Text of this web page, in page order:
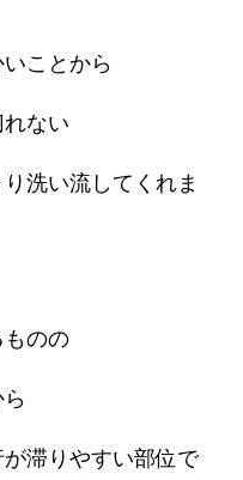
ことから
ない
洗い流してくれま
のの
滞りやすい部位で